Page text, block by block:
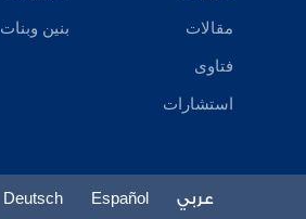
يعقوب بن عبيد
مقالات
فتاوى
استشارات
بنين وبنات
عربي Español
Deutsch